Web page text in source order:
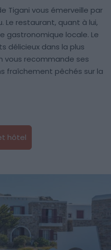
Tigani vous émerveille par
Le restaurant, quant à lui,
gastronomique locale. Le
délicieux dans la plus
vous recommande ses
fraîchement pêchés sur la
hôtel